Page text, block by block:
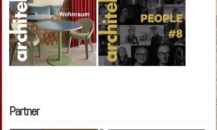
Partner